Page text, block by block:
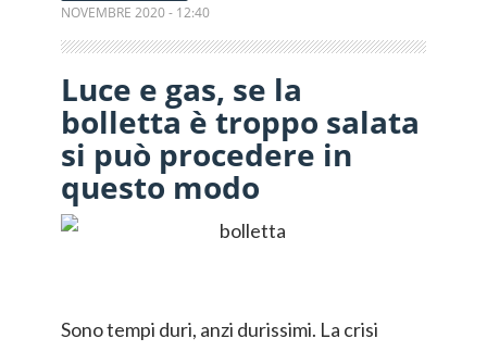
NOVEMBRE 2020 - 12:40
Luce e gas, se la
bolletta è troppo salata
si può procedere in
questo modo
Sono tempi duri, anzi durissimi. La crisi